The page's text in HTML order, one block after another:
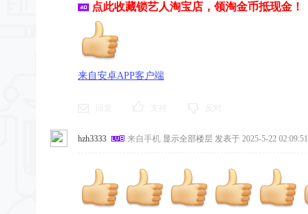
点此收藏锁艺人淘宝店，领淘金币抵现金！
来自安卓APP客户端
hzh3333 来自手机 显示全部楼层 发表于 2025-5-22 02:09:51